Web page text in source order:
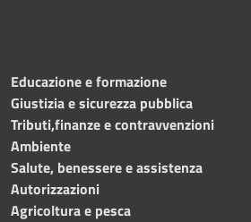
Educazione e formazione
Giustizia e sicurezza pubblica
Tributi,finanze e contravvenzioni
Ambiente
Salute, benessere e assistenza
Autorizzazioni
Agricoltura e pesca